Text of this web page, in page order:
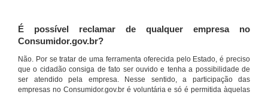
É possível reclamar de qualquer empresa no
Consumidor.gov.br?
Não. Por se tratar de uma ferramenta oferecida pelo Estado, é preciso
que o cidadão consiga de fato ser ouvido e tenha a possibilidade de
ser atendido pela empresa. Nesse sentido, a participação das
empresas no Consumidor.gov.br é voluntária e só é permitida àquelas